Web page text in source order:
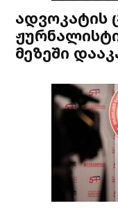
ადვოკატის
მეზეში